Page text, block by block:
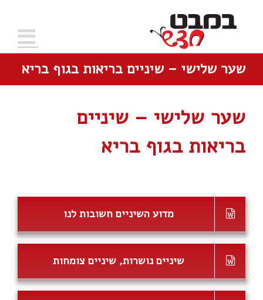
שער שלישי – שיניים בריאות בגוף בריא
שער שלישי – שיניים
בריאות בגוף בריא
מדוע השיניים חשובות לנו
שיניים נושרות, שיניים צומחות